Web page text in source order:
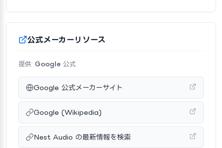
公式メーカーリソース
提供: Google 公式
Google 公式メーカーサイト
Google (Wikipedia)
Nest Audio の最新情報を検索